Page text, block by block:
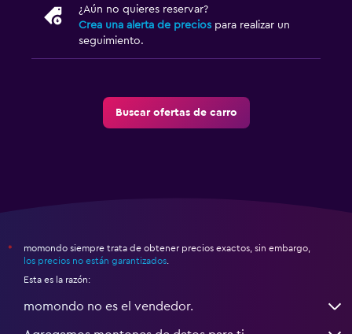
¿Aún no quieres reservar?
Crea una alerta de precios para realizar un
seguimiento.
Buscar ofertas de carro
*
momondo siempre trata de obtener precios exactos, sin embargo,
los precios no están garantizados.
Esta es la razón:
momondo no es el vendedor.